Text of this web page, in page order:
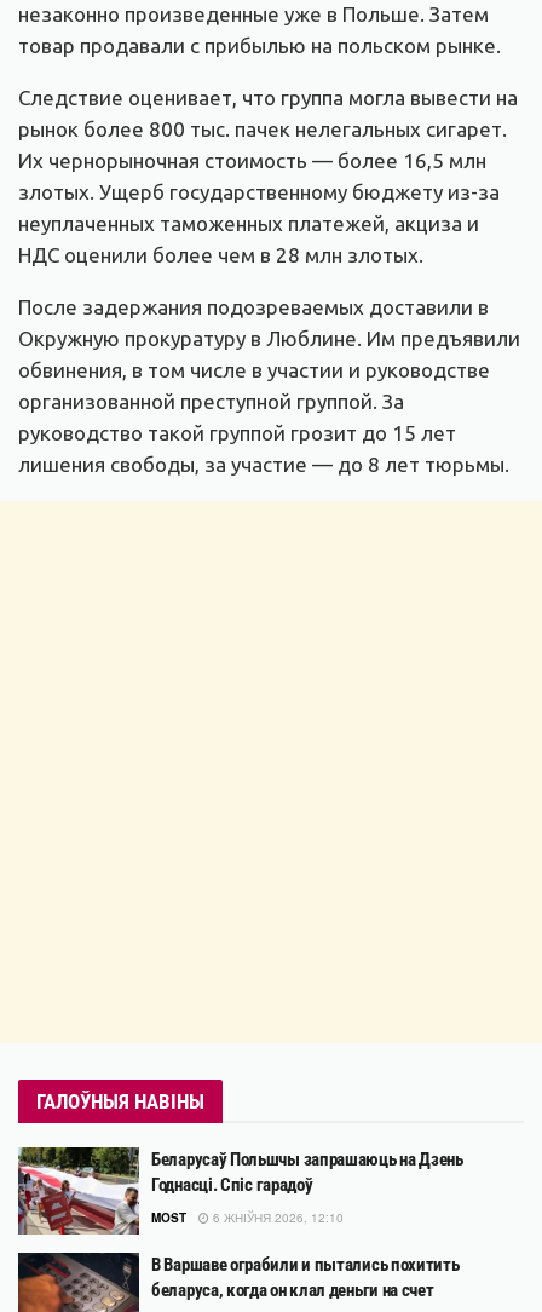
незаконно произведенные уже в Польше. Затем
товар продавали с прибылью на польском рынке.
Следствие оценивает, что группа могла вывести на
рынок более 800 тыс. пачек нелегальных сигарет.
Их чернорыночная стоимость — более 16,5 млн
злотых. Ущерб государственному бюджету из-за
неуплаченных таможенных платежей, акциза и
НДС оценили более чем в 28 млн злотых.
После задержания подозреваемых доставили в
Окружную прокуратуру в Люблине. Им предъявили
обвинения, в том числе в участии и руководстве
организованной преступной группой. За
руководство такой группой грозит до 15 лет
лишения свободы, за участие — до 8 лет тюрьмы.
ГАЛОЎНЫЯ НАВІНЫ
Беларусаў Польшчы запрашаюць на Дзень
Годнасці. Спіс гарадоў
MOST 6 ЖНІЎНЯ 2026, 12:10
В Варшаве ограбили и пытались похитить
беларуса, когда он клал деньги на счет